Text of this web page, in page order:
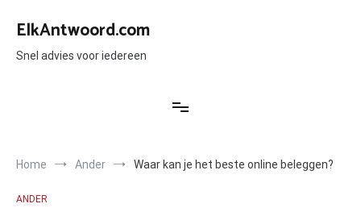
naar
inhoud
ElkAntwoord.com
Snel advies voor iedereen
Home Ander Waar kan je het beste online beleggen?
ANDER